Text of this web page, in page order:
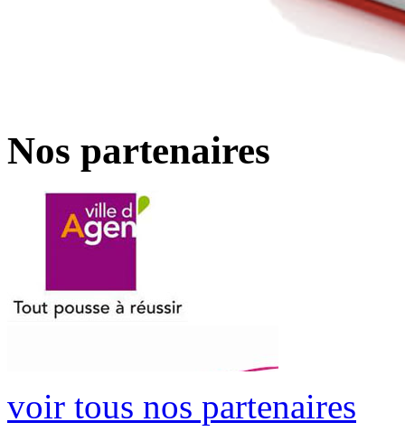
Nos partenaires
voir tous nos partenaires